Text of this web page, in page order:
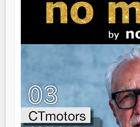
serait passer à côté d'une
brûle fort — et parfois, ça
direction peut éclairer autant
là que les aînés entrent en
gouvernail, mais pour
ont la force, les vieux ont
n'est pas un combat de
d'équipage. Partagez vos
Surtout vos échecs,
n'importe quel manuel. À
Il faut juste s'assurer que